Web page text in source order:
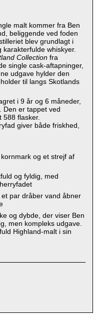
malt kommer fra Ben
beliggende ved foden
blev grundlagt i
whiskyer.
Collection fra
single cask‑aftapninger,
udgave hylder den
til langs Skotlands
i 9 år og 6 måneder,
Den er tappet ved
588 flasker.
giver både friskhed,
og et strejf af
og fyldig, med
par dråber vand åbner
og dybde, der viser Ben
men kompleks udgave.
Highland‑malt i sin